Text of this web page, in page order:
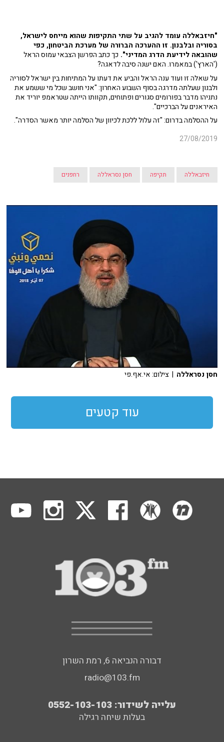
"חיזבאללה עומד להגיב על שתי התקיפות שהוא מייחס לישראל,
בסוריה ובלבנון. זו ההערכה הברורה של מערכת הביטחון, כפי
שהובאה לידיעת הדרג המדיני". כך כתב הפרשן הצבאי עמוס הראל
('הארץ') במאמרו. האם ישנה סיבה לדאגה?
על שאלה זו ועוד ענה הראל והביע את דעתו על המתיחות בין ישראל לסוריה
ולבנון שעלתה מדרגה בסוף השבוע האחרון: "אני חושב שכל מי ששמע את
נתניהו מדבר בפורומים סגורים ופתוחים, תקוותו הייתה שטראמפ יוריד את
האיראנים על הברכיים".
על ההסלמה בדרום: "זה עלול ללכת לכיוון של הסלמה יותר מאשר הסדרה".
27/08/2019
חיזבאללה תקיפה חסן נסראללה רחפנים
חסן נסראללה | צילום: אי.אף.פי
עוד קטעים
דבורה הנביאה 6, רמת השרון
radio@103.fm
עלייה לשידור: 0552-103-103
בעלות שיחה רגילה